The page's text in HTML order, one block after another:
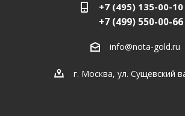
+7 (495) 135-00-10
+7 (499) 550-00-66
info@nota-gold.ru
г. Москва, ул. Сущевский